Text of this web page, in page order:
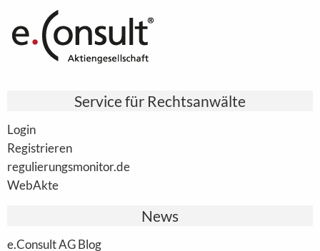
Service für Rechtsanwälte
Login
Registrieren
regulierungsmonitor.de
WebAkte
News
e.Consult AG Blog